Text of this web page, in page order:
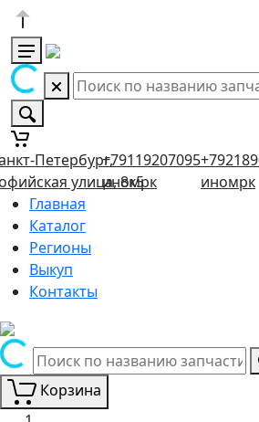
Петербург,
улица, 8к5
+79119207095
иномрк
иномрк
Главная
Каталог
Регионы
Выкуп
Контакты
Корзина